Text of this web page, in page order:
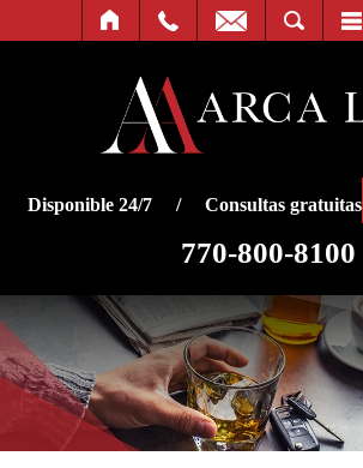
Disponible 24/7 / Consultas gratuitas
770-800-8100